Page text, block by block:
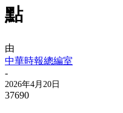
點
由
中華時報總編室
-
2026年4月20日
37690